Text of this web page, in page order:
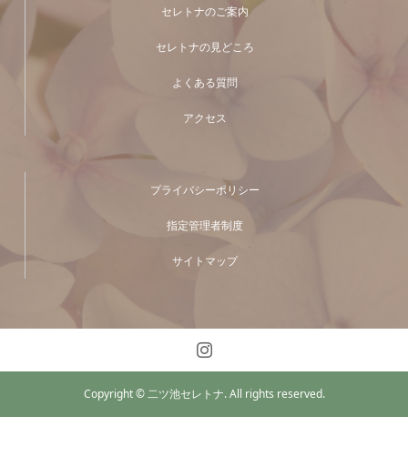
セレトナのご案内
セレトナの見どころ
よくある質問
アクセス
プライバシーポリシー
指定管理者制度
サイトマップ
Copyright © 二ツ池セレトナ. All rights reserved.